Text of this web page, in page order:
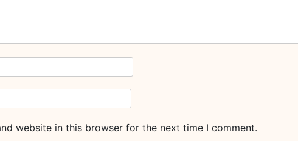
website in this browser for the next time I comment.